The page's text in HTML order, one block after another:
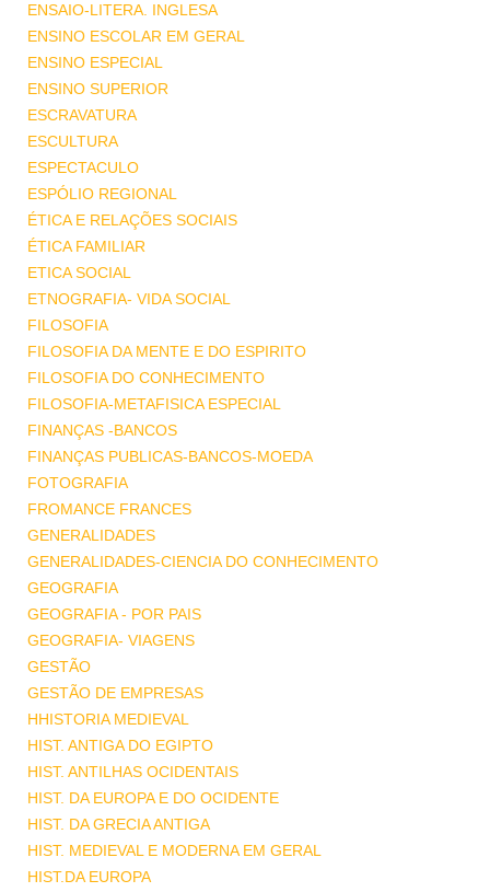
ENSAIO-LITERA. INGLESA
ENSINO ESCOLAR EM GERAL
ENSINO ESPECIAL
ENSINO SUPERIOR
ESCRAVATURA
ESCULTURA
ESPECTACULO
ESPÓLIO REGIONAL
ÉTICA E RELAÇÕES SOCIAIS
ÉTICA FAMILIAR
ETICA SOCIAL
ETNOGRAFIA- VIDA SOCIAL
FILOSOFIA
FILOSOFIA DA MENTE E DO ESPIRITO
FILOSOFIA DO CONHECIMENTO
FILOSOFIA-METAFISICA ESPECIAL
FINANÇAS -BANCOS
FINANÇAS PUBLICAS-BANCOS-MOEDA
FOTOGRAFIA
FROMANCE FRANCES
GENERALIDADES
GENERALIDADES-CIENCIA DO CONHECIMENTO
GEOGRAFIA
GEOGRAFIA - POR PAIS
GEOGRAFIA- VIAGENS
GESTÃO
GESTÃO DE EMPRESAS
HHISTORIA MEDIEVAL
HIST. ANTIGA DO EGIPTO
HIST. ANTILHAS OCIDENTAIS
HIST. DA EUROPA E DO OCIDENTE
HIST. DA GRECIA ANTIGA
HIST. MEDIEVAL E MODERNA EM GERAL
HIST.DA EUROPA